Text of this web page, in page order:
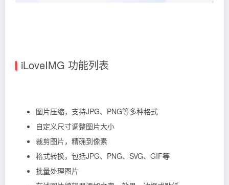
iLoveIMG 功能列表
图片压缩，支持JPG、PNG等多种格式
自定义尺寸调整图片大小
裁剪图片，精确到像素
格式转换，包括JPG、PNG、SVG、GIF等
批量处理图片